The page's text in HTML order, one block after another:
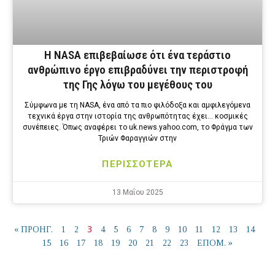
Η NASA επιβεβαίωσε ότι ένα τεράστιο
ανθρώπινο έργο επιβραδύνει την περιστροφή
της Γης λόγω του μεγέθους του
Σύμφωνα με τη NASA, ένα από τα πιο φιλόδοξα και αμφιλεγόμενα
τεχνικά έργα στην ιστορία της ανθρωπότητας έχει… κοσμικές
συνέπειες. Όπως αναφέρει το uk.news.yahoo.com, το Φράγμα των
Τριών Φαραγγιών στην
ΠΕΡΙΣΣΟΤΕΡΑ
13 Μαΐου 2025
« ΠΡΟΗΓ. 1 2 3 4 5 6 7 8 9 10 11 12 13
14
15
16 17 18 19 20 21 22 23 ΕΠΟΜ. »